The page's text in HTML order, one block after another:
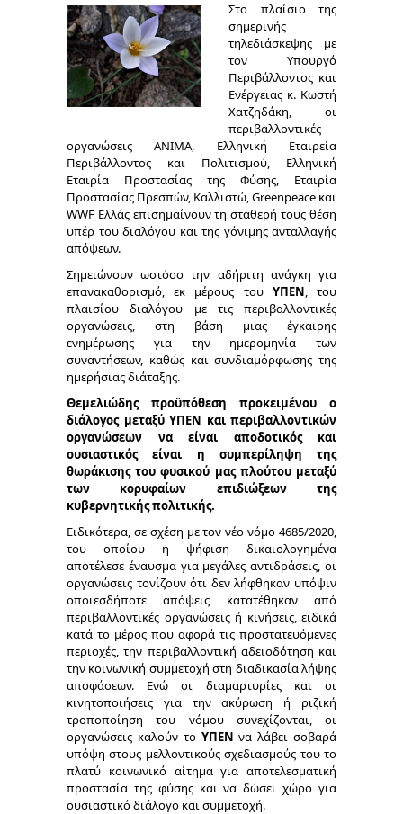
Στο πλαίσιο της
σημερινής
τηλεδιάσκεψης με
τον Υπουργό
Περιβάλλοντος και
Ενέργειας κ. Κωστή
Χατζηδάκη, οι
περιβαλλοντικές
οργανώσεις ΑΝΙΜΑ, Ελληνική Εταιρεία
Περιβάλλοντος και Πολιτισμού, Ελληνική
Εταιρία Προστασίας της Φύσης, Εταιρία
Προστασίας Πρεσπών, Καλλιστώ, Greenpeace και
WWF Ελλάς επισημαίνουν τη σταθερή τους θέση
υπέρ του διαλόγου και της γόνιμης ανταλλαγής
απόψεων.
Σημειώνουν ωστόσο την αδήριτη ανάγκη για
επανακαθορισμό, εκ μέρους του ΥΠΕΝ, του
πλαισίου διαλόγου με τις περιβαλλοντικές
οργανώσεις, στη βάση μιας έγκαιρης
ενημέρωσης για την ημερομηνία των
συναντήσεων, καθώς και συνδιαμόρφωσης της
ημερήσιας διάταξης.
Θεμελιώδης προϋπόθεση προκειμένου ο
διάλογος μεταξύ ΥΠΕΝ και περιβαλλοντικών
οργανώσεων να είναι αποδοτικός και
ουσιαστικός είναι η συμπερίληψη της
θωράκισης του φυσικού μας πλούτου μεταξύ
των κορυφαίων επιδιώξεων της
κυβερνητικής πολιτικής.
Ειδικότερα, σε σχέση με τον νέο νόμο 4685/2020,
του οποίου η ψήφιση δικαιολογημένα
αποτέλεσε έναυσμα για μεγάλες αντιδράσεις, οι
οργανώσεις τονίζουν ότι δεν λήφθηκαν υπόψιν
οποιεσδήποτε απόψεις κατατέθηκαν από
περιβαλλοντικές οργανώσεις ή κινήσεις, ειδικά
κατά το μέρος που αφορά τις προστατευόμενες
περιοχές, την περιβαλλοντική αδειοδότηση και
την κοινωνική συμμετοχή στη διαδικασία λήψης
αποφάσεων. Ενώ οι διαμαρτυρίες και οι
κινητοποιήσεις για την ακύρωση ή ριζική
τροποποίηση του νόμου συνεχίζονται, οι
οργανώσεις καλούν το ΥΠΕΝνα λάβει σοβαρά
υπόψη στους μελλοντικούς σχεδιασμούς του το
πλατύ κοινωνικό αίτημα για αποτελεσματική
προστασία της φύσης και να δώσει χώρο για
ουσιαστικό διάλογο και συμμετοχή.